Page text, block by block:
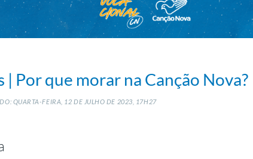
| Por que morar na Canção Nova?
QUARTA-FEIRA, 12 DE JULHO DE 2023, 17H27